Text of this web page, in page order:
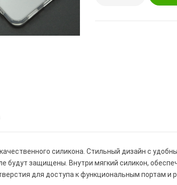
силикона. Стильный дизайн с
будут защищены. Внутри мягкий силикон,
для доступа к функциональным портам и